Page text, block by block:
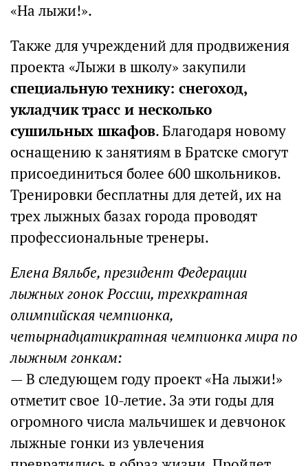
«На лыжи!».
Также для учреждений для продвижения
проекта «Лыжи в школу» закупили
специальную технику: снегоход,
укладчик трасс и несколько
сушильных шкафов. Благодаря новому
оснащению к занятиям в Братске смогут
присоединиться более 600 школьников.
Тренировки бесплатны для детей, их на
трех лыжных базах города проводят
профессиональные тренеры.
Елена Вяльбе, президент Федерации
лыжных гонок России, трехкратная
олимпийская чемпионка,
четырнадцатикратная чемпионка мира по
лыжным гонкам:
— В следующем году проект «На лыжи!»
отметит свое 10-летие. За эти годы для
огромного числа мальчишек и девчонок
лыжные гонки из увлечения